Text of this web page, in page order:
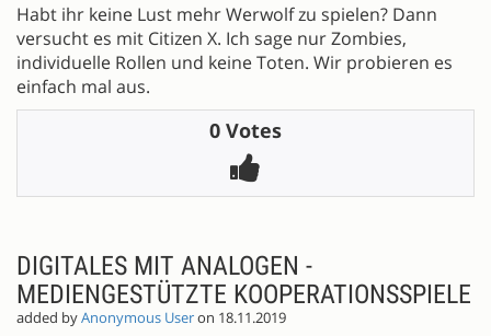
Habt ihr keine Lust mehr Werwolf zu spielen? Dann
versucht es mit Citizen X. Ich sage nur Zombies,
individuelle Rollen und keine Toten. Wir probieren es
einfach mal aus.
0 Votes
DIGITALES MIT ANALOGEN -
MEDIENGESTÜTZTE KOOPERATIONSSPIELE
added byAnonymous Useron 18.11.2019